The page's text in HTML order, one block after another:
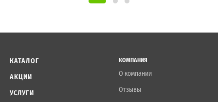
КАТАЛОГ
АКЦИИ
УСЛУГИ
КОМПАНИЯ
О компании
Отзывы